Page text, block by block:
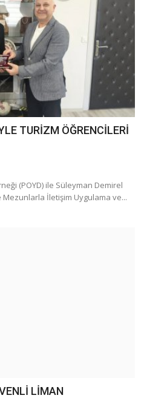
TURİZM ÖĞRENCİLERİ
(POYD) ile Süleyman Demirel
İletişim Uygulama ve...
LİMAN